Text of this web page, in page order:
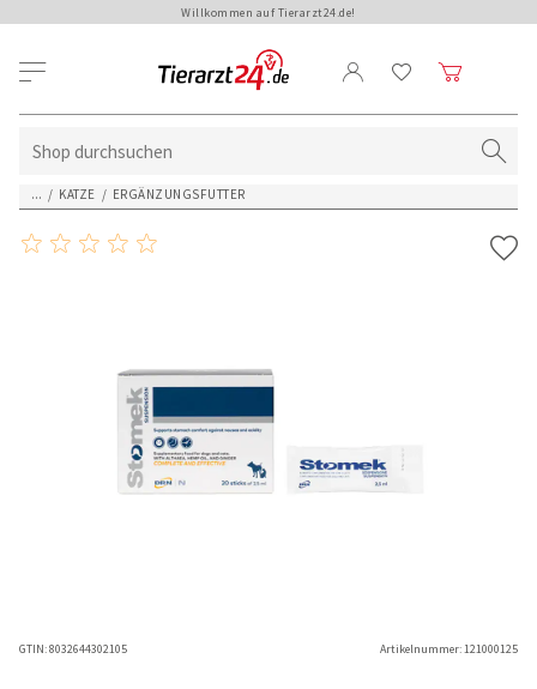
Willkommen auf Tierarzt24.de!
... / KATZE / ERGÄNZUNGSFUTTER
GTIN:8032644302105 Artikelnummer:121000125